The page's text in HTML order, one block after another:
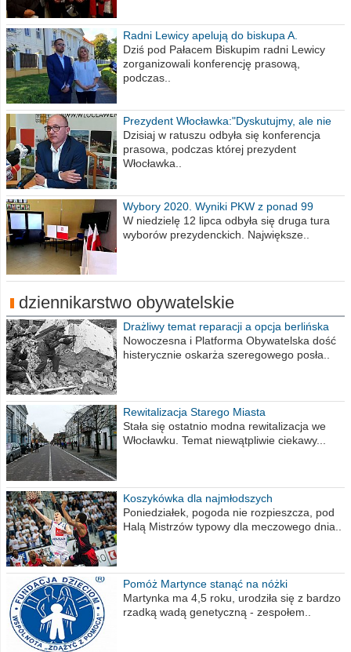
Radni Lewicy apelują do biskupa A.
Wiesława Meringa
Dziś pod Pałacem Biskupim radni Lewicy
zorganizowali konferencję prasową,
podczas..
Prezydent Włocławka:"Dyskutujmy, ale nie
obrażajmy się”
Dzisiaj w ratuszu odbyła się konferencja
prasowa, podczas której prezydent
Włocławka..
Wybory 2020. Wyniki PKW z ponad 99
procent obwodów
W niedzielę 12 lipca odbyła się druga tura
wyborów prezydenckich. Największe..
dziennikarstwo obywatelskie
Drażliwy temat reparacji a opcja berlińska
Nowoczesna i Platforma Obywatelska dość
histerycznie oskarża szeregowego posła..
Rewitalizacja Starego Miasta
Stała się ostatnio modna rewitalizacja we
Włocławku. Temat niewątpliwie ciekawy...
Koszykówka dla najmłodszych
Poniedziałek, pogoda nie rozpieszcza, pod
Halą Mistrzów typowy dla meczowego dnia..
Pomóż Martynce stanąć na nóżki
Martynka ma 4,5 roku, urodziła się z bardzo
rzadką wadą genetyczną - zespołem..